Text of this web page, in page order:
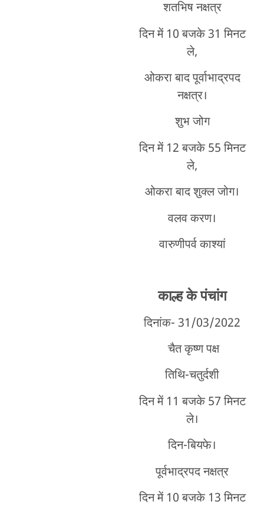
शतभिष नक्षत्र
दिन में 10 बजके 31 मिनट
ले,
ओकरा बाद पूर्वाभाद्रपद
नक्षत्र।
शुभ जोग
दिन में 12 बजके 55 मिनट
ले,
ओकरा बाद शुक्ल जोग।
वलव करण।
वारुणीपर्व काश्यां
काल्ह के पंचांग
दिनांक- 31/03/2022
चैत कृष्ण पक्ष
तिथि-चतुर्दशी
दिन में 11 बजके 57 मिनट
ले।
दिन-बियफे।
पूर्वभाद्रपद नक्षत्र
दिन में 10 बजके 13 मिनट